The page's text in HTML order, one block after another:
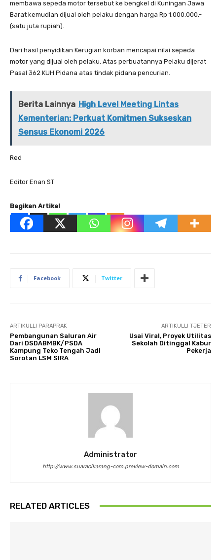
membawa sepeda motor tersebut ke bengkel di Kuningan Jawa
Barat kemudian dijual oleh pelaku dengan harga Rp 1.000.000,-
(satu juta rupiah).
Dari hasil penyidikan Kerugian korban mencapai nilai sepeda
motor yang dijual oleh pelaku. Atas perbuatannya Pelaku dijerat
Pasal 362 KUH Pidana atas tindak pidana pencurian.
Berita Lainnya High Level Meeting Lintas
Kementerian: Perkuat Komitmen Sukseskan
Sensus Ekonomi 2026
Red
Editor Enan ST
Bagikan Artikel
Facebook Twitter
ARTIKULLI PARAPRAK
Pembangunan Saluran Air
Dari DSDABMBK/PSDA
Kampung Teko Tengah Jadi
Sorotan LSM SIRA
ARTIKULLI TJETËR
Usai Viral, Proyek Utilitas
Sekolah Ditinggal Kabur
Pekerja
Administrator
http://www.suaracikarang-com.preview-domain.com
RELATED ARTICLES